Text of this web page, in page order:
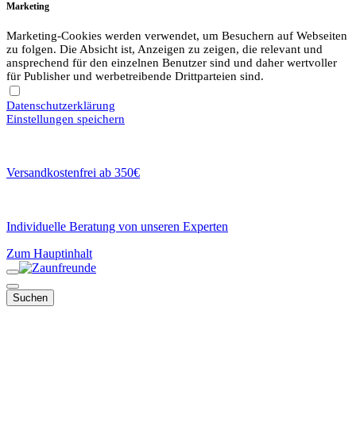
Marketing
Marketing-Cookies werden verwendet, um Besuchern auf Webseiten
zu folgen. Die Absicht ist, Anzeigen zu zeigen, die relevant und
ansprechend für den einzelnen Benutzer sind und daher wertvoller
für Publisher und werbetreibende Drittparteien sind.
Datenschutzerklärung
Einstellungen speichern
Versandkostenfrei ab 350€
Individuelle Beratung von unseren Experten
Zum Hauptinhalt
Suchen